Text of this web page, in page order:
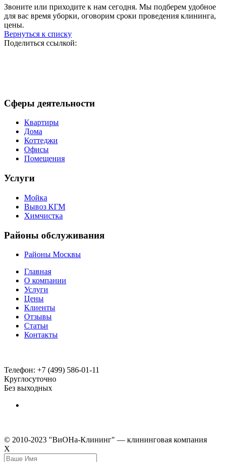
Звоните или приходите к нам сегодня. Мы подберем удобное
для вас время уборки, оговорим сроки проведения клининга,
цены.
Вернуться к списку
Поделиться ссылкой:
Сферы деятельности
Квартиры
Дома
Коттеджи
Офисы
Помещения
Услуги
Мойка
Вывоз КГМ
Химчистка
Районы обслуживания
Районы Москвы
Главная
О компании
Услуги
Цены
Клиенты
Отзывы
Статьи
Контакты
Телефон: +7 (499) 586-01-11
Круглосуточно
Без выходных
© 2010-2023 "ВиОНа-Клининг" — клининговая компания
Х